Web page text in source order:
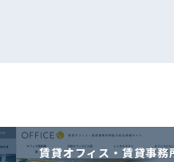
賃貸オフィス・賃貸事務